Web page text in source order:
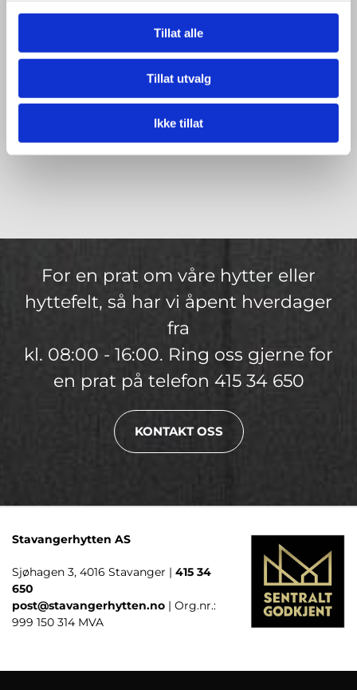
Tillat alle
Tillat utvalg
Ikke tillat
For en prat om våre hytter eller
hyttefelt, så har vi åpent hverdager
fra
kl. 08:00 - 16:00. Ring oss gjerne for
en prat på telefon 415 34 650
KONTAKT OSS
Stavangerhytten AS
Sjøhagen 3, 4016 Stavanger | 415 34
650
post@stavangerhytten.no | Org.nr.:
999 150 314 MVA